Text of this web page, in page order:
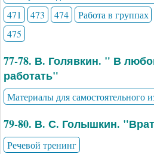
471
473 474 Работа в группах
475
77-78. В. Голявкин. " В
работать"
Материалы для самостоятельного
79-80. В. С. Голышкин.
Речевой тренинг